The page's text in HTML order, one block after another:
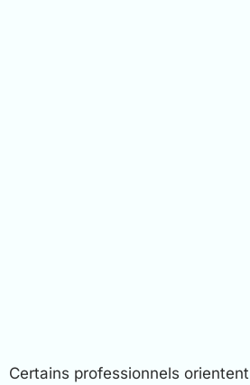
Certains professionnels